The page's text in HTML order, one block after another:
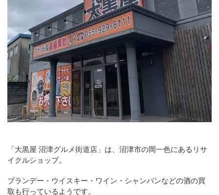
「大黒屋 沼津グルメ街道店」は、沼津市の岡一色にあるリサ
イクルショップ。
ブランデー・ウイスキー・ワイン・シャンパンなどの酒の買
取も行っているようです。